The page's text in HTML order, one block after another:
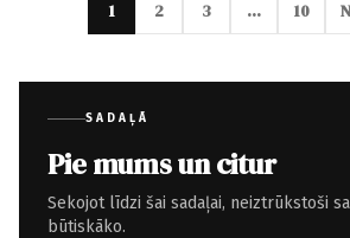
1 2 3 … 10
SADAĻĀ
Pie mums un citur
Sekojot līdzi šai sadaļai, neiztrūkstoši
būtiskāko.